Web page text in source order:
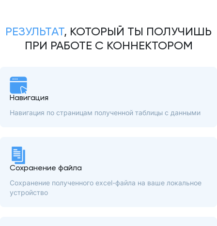
РЕЗУЛЬТАТ, КОТОРЫЙ ТЫ ПОЛУЧИШЬ
ПРИ РАБОТЕ С КОННЕКТОРОМ
Навигация
Навигация по страницам полученной таблицы с данными
Сохранение файла
Сохранение полученного excel-файла на ваше локальное
устройство